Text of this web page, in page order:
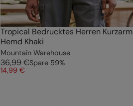
Tropical Bedrucktes Herren Kurzarm
Hemd Khaki
Mountain Warehouse
36,99 €Spare 59%
14,99 €